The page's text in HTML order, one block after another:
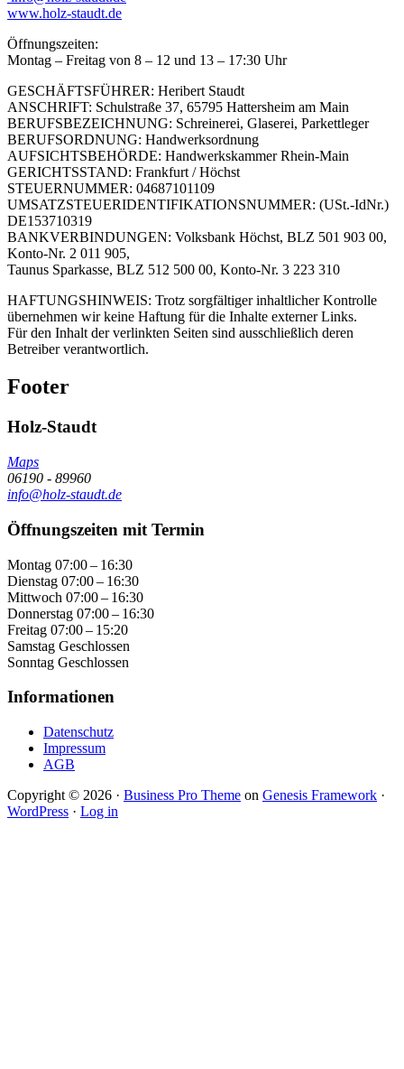
www.holz-staudt.de
Öffnungszeiten:
Montag – Freitag von 8 – 12 und 13 – 17:30 Uhr
GESCHÄFTSFÜHRER: Heribert Staudt
ANSCHRIFT: Schulstraße 37, 65795 Hattersheim am Main
BERUFSBEZEICHNUNG: Schreinerei, Glaserei, Parkettleger
BERUFSORDNUNG: Handwerksordnung
AUFSICHTSBEHÖRDE: Handwerkskammer Rhein-Main
GERICHTSSTAND: Frankfurt / Höchst
STEUERNUMMER: 04687101109
UMSATZSTEUERIDENTIFIKATIONSNUMMER: (USt.-IdNr.)
DE153710319
BANKVERBINDUNGEN: Volksbank Höchst, BLZ 501 903 00,
Konto-Nr. 2 011 905,
Taunus Sparkasse, BLZ 512 500 00, Konto-Nr. 3 223 310
HAFTUNGSHINWEIS: Trotz sorgfältiger inhaltlicher Kontrolle
übernehmen wir keine Haftung für die Inhalte externer Links.
Für den Inhalt der verlinkten Seiten sind ausschließlich deren
Betreiber verantwortlich.
Footer
Holz-Staudt
Maps
06190 - 89960
info@holz-staudt.de
Öffnungszeiten mit Termin
Montag 07:00 – 16:30
Dienstag 07:00 – 16:30
Mittwoch 07:00 – 16:30
Donnerstag 07:00 – 16:30
Freitag 07:00 – 15:20
Samstag Geschlossen
Sonntag Geschlossen
Informationen
Datenschutz
Impressum
AGB
Copyright © 2026 · Business Pro Theme on Genesis Framework ·
WordPress · Log in